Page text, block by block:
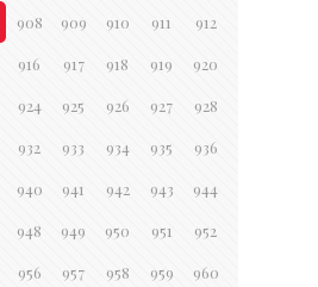
908 909 910 911 912
916 917 918 919 920
924 925 926 927 928
932 933 934 935 936
940 941 942 943 944
948 949 950 951 952
956 957 958 959 960